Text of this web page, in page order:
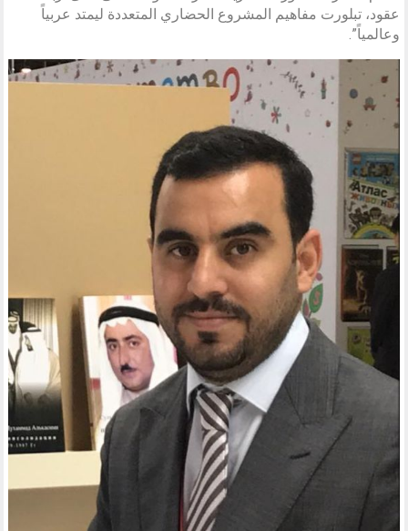
عقود، تبلورت مفاهيم المشروع الحضاري المتعددة ليمتد عربياً
وعالمياً”.